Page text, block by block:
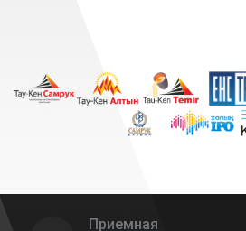
Приемная